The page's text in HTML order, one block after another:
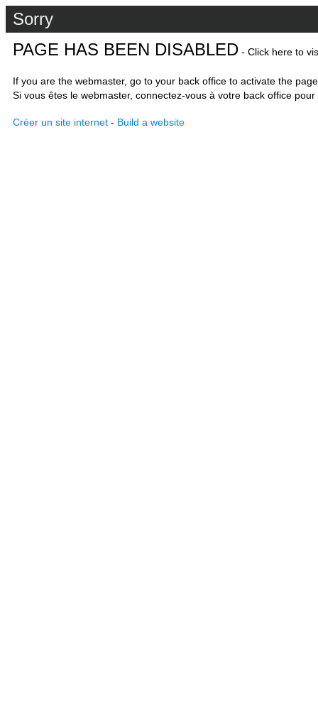
Sorry
PAGE HAS BEEN DISABLED - Click here to
If you are the webmaster, go to your back office to activate the
Si vous êtes le webmaster, connectez-vous à votre back office
Créer un site internet - Build a website